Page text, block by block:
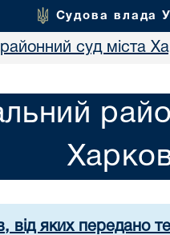
Судова влада
районний суд міста
від яких передано